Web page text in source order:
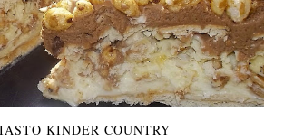
KINDER COUNTRY